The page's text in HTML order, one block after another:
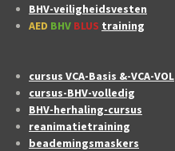
BHV-veiligheidsvesten
AED BHV BLUS training
cursus VCA-Basis &-VCA-VOL
cursus-BHV-volledig
BHV-herhaling-cursus
reanimatietraining
beademingsmaskers